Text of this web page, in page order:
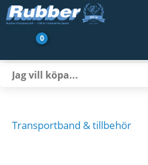
0
Transportband & tillbehör